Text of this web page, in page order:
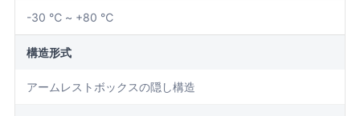
-30 ℃ ~ +80 ℃
構造形式
アームレストボックスの隠し構造